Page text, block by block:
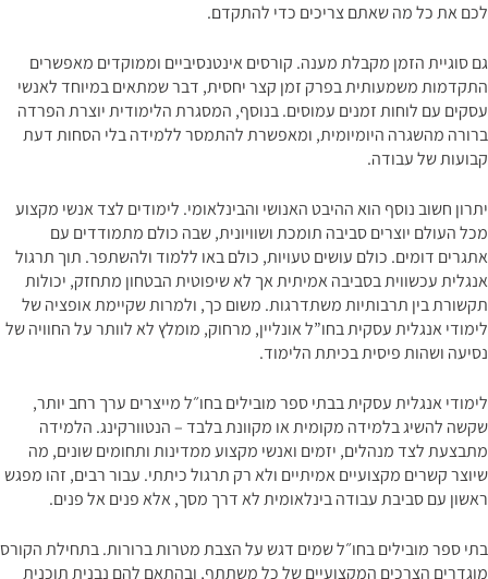
לכם את כל מה שאתם צריכים כדי להתקדם.
גם סוגיית הזמן מקבלת מענה. קורסים אינטנסיביים וממוקדים מאפשרים
התקדמות משמעותית בפרק זמן קצר יחסית, דבר שמתאים במיוחד לאנשי
עסקים עם לוחות זמנים עמוסים. בנוסף, המסגרת הלימודית יוצרת הפרדה
ברורה מהשגרה היומיומית, ומאפשרת להתמסר ללמידה בלי הסחות דעת
קבועות של עבודה.
יתרון חשוב נוסף הוא ההיבט האנושי והבינלאומי. לימודים לצד אנשי מקצוע
מכל העולם יוצרים סביבה תומכת ושוויונית, שבה כולם מתמודדים עם
אתגרים דומים. כולם עושים טעויות, כולם באו ללמוד ולהשתפר. תוך תרגול
אנגלית עכשווית בסביבה אמיתית אך לא שיפוטית הבטחון מתחזק, יכולות
תקשורת בין תרבותיות משתדרגות. משום כך, ולמרות שקיימת אופציה של
לימודי אנגלית עסקית בחו”ל אונליין, מרחוק, מומלץ לא לוותר על החוויה של
נסיעה ושהות פיסית בכיתת הלימוד.
לימודי אנגלית עסקית בבתי ספר מובילים בחו״ל מייצרים ערך רחב יותר,
שקשה להשיג בלמידה מקומית או מקוונת בלבד – הנטוורקינג. הלמידה
מתבצעת לצד מנהלים, יזמים ואנשי מקצוע ממדינות ותחומים שונים, מה
שיוצר קשרים מקצועיים אמיתיים ולא רק תרגול כיתתי. עבור רבים, זהו מפגש
ראשון עם סביבת עבודה בינלאומית לא דרך מסך, אלא פנים אל פנים.
בתי ספר מובילים בחו״ל שמים דגש על הצבת מטרות ברורות. בתחילת הקורס
מוגדרים הצרכים המקצועיים של כל משתתף, ובהתאם להם נבנית תוכנית